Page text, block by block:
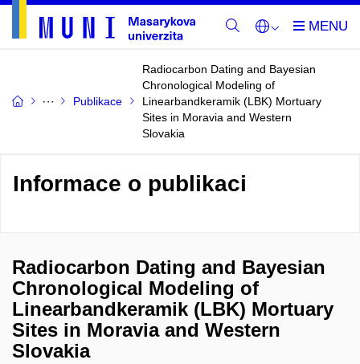
Publikace
Radiocarbon Dating and Bayesian
Chronological Modeling of
Linearbandkeramik (LBK) Mortuary
Sites in Moravia and Western
Slovakia
Informace o publikaci
Radiocarbon Dating and Bayesian
Chronological Modeling of
Linearbandkeramik (LBK) Mortuary
Sites in Moravia and Western
Slovakia